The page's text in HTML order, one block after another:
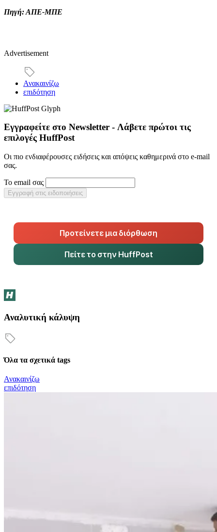
Πηγή: ΑΠΕ-ΜΠΕ
Advertisement
Ανακαινίζω
επιδότηση
Εγγραφείτε στο Newsletter - Λάβετε πρώτοι τις
επιλογές HuffPost
Οι πιο ενδιαφέρουσες ειδήσεις και απόψεις καθημερινά στο e-mail
σας.
Το email σας
Εγγραφή στις ειδοποιήσεις
Προτείνετε μια διόρθωση
Πείτε το στην HuffPost
Αναλυτική κάλυψη
Όλα τα σχετικά tags
Ανακαινίζω
επιδότηση